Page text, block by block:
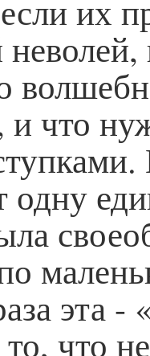
их
что
одну
эта -
что